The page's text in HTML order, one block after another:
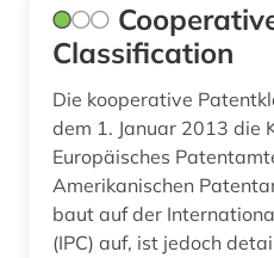
naturwissenschaft (2)
networking (1)
Classification
Die kooperative
dem 1. Januar 2013 die
Europäisches
Amerikanischen Patentamtes
baut auf der
(IPC) auf, ist jedoch